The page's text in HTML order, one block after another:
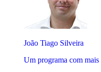
João Tiago Silveira
Um programa com